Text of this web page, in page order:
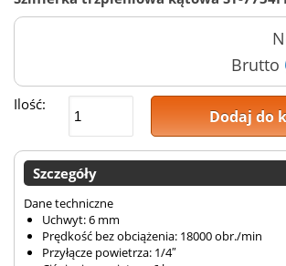
Brutto
Ilość:
Dodaj do
Szczegóły
Dane techniczne
Uchwyt: 6 mm
Prędkość bez obciążenia: 18000 obr./min
Przyłącze powietrza: 1/4″